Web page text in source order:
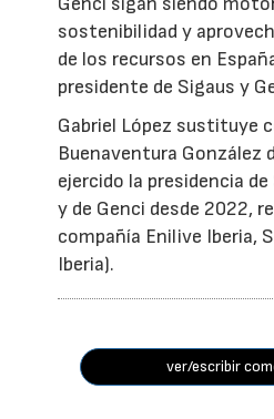
sostenibilidad y
de los recursos en
presidente de Sigaus y
Gabriel López sustituye
Buenaventura González
ejercido la presidencia
y de Genci desde 2022,
compañía Enilive Iberia,
Iberia).
ver/escribir